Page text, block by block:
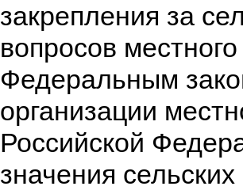
закрепления за
вопросов
Федеральным
организации
Российской
значения